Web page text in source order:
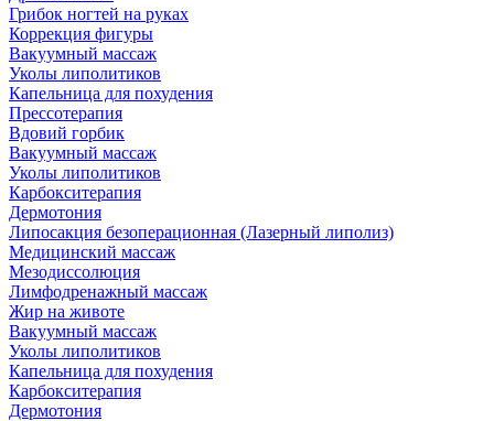
Грибок ногтей на руках
Коррекция фигуры
Вакуумный массаж
Уколы липолитиков
Капельница для похудения
Прессотерапия
Вдовий горбик
Вакуумный массаж
Уколы липолитиков
Карбокситерапия
Дермотония
Липосакция безоперационная (Лазерный липолиз)
Медицинский массаж
Мезодиссолюция
Лимфодренажный массаж
Жир на животе
Вакуумный массаж
Уколы липолитиков
Капельница для похудения
Карбокситерапия
Дермотония